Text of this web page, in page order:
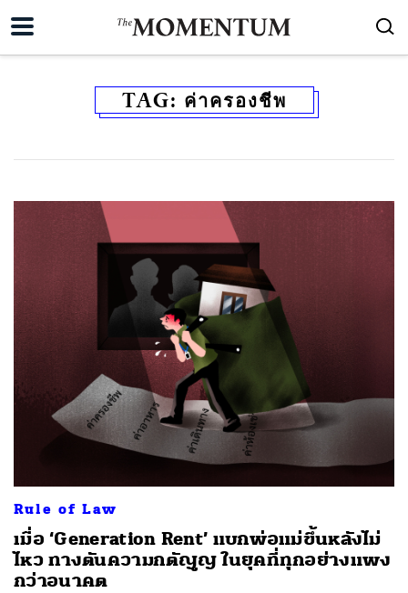
TAG: ค่าครองชีพ
Rule of Law
เมื่อ ‘Generation Rent’ แบกพ่อแม่ขึ้นหลังไม่
ไหว ทางตันความกตัญญู ในยุคที่ทุกอย่างแพง
กว่าอนาคต